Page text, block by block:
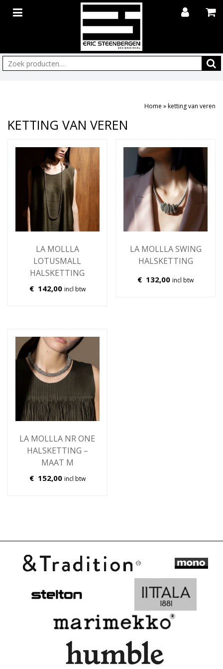
Zoeken:
Home »ketting van veren
KETTING VAN VEREN
LA MOLLLA
LOTUSMALL
HALSKETTING
€ 142,00 incl btw
LA MOLLLA SWING
HALSKETTING
€ 132,00 incl btw
LA MOLLLA NR ONE
HALSKETTING –
MAAT M
€ 152,00 incl btw